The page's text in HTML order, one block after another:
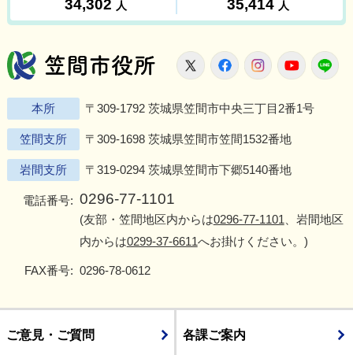
笠間市役所
X FacebookInstagram
本所 〒309-1792 茨城県笠間市中央三丁目2番1号
笠間支所 〒309-1698 茨城県笠間市笠間1532番地
岩間支所 〒319-0294 茨城県笠間市下郷5140番地
電話番号: 0296-77-1101
(友部・笠間地区内からは0296-77-1101 、岩間地区
内からは0299-37-6611へお掛けください。)
FAX番号: 0296-78-0612
ご意見・ご質問 各課ご案内